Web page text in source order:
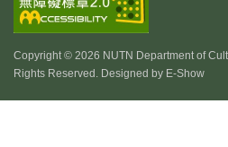
Copyright © 2026 NUTN Department of
Rights Reserved. Designed by E-Show